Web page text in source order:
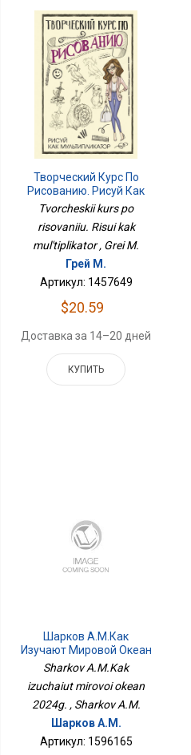
Творческий Курс По
Рисованию. Рисуй Как
Мультипликатор
Tvorcheskii kurs po
risovaniiu. Risui kak
mul'tiplikator , Grei M.
Грей М.
Артикул: 1457649
$20.59
Доставка за 14–20 дней
КУПИТЬ
Шарков А.М.Как
Изучают Мировой Океан
2024г.
Sharkov A.M.Kak
izuchaiut mirovoi okean
2024g. , Sharkov A.M.
Шарков А.М.
Артикул: 1596165